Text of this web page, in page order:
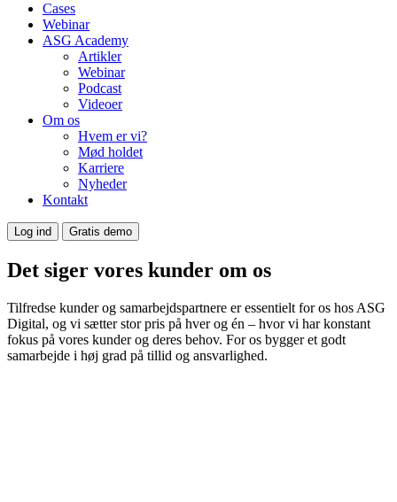
Cases
Webinar
ASG Academy
Artikler
Webinar
Podcast
Videoer
Om os
Hvem er vi?
Mød holdet
Karriere
Nyheder
Kontakt
Log ind Gratis demo
Det siger vores kunder om os
Tilfredse kunder og samarbejdspartnere er essentielt for os hos ASG
Digital, og vi sætter stor pris på hver og én – hvor vi har konstant
fokus på vores kunder og deres behov. For os bygger et godt
samarbejde i høj grad på tillid og ansvarlighed.